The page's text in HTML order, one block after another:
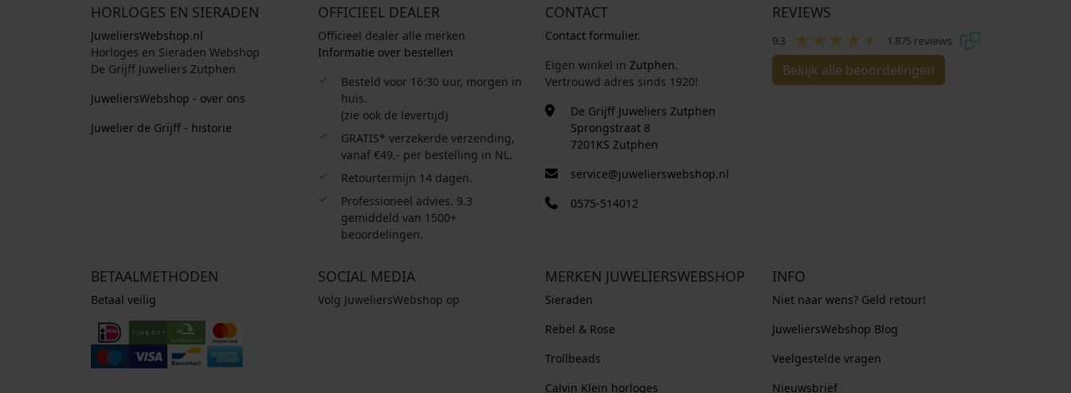
HORLOGES EN SIERADEN
JuweliersWebshop.nl
Horloges en Sieraden Webshop
De Grijff Juweliers Zutphen
JuweliersWebshop - over ons
Juwelier de Grijff - historie
OFFICIEEL DEALER
Officieel dealer alle merken
Informatie over bestellen
Besteld voor 16:30 uur, morgen in
huis.
(zie ook de levertijd)
GRATIS* verzekerde verzending,
vanaf €49,- per bestelling in NL.
Retourtermijn 14 dagen.
Professioneel advies. 9.3
gemiddeld van 1500+
beoordelingen.
CONTACT
Contact formulier.
Eigen winkel in Zutphen.
Vertrouwd adres sinds 1920!
De Grijff Juweliers Zutphen
Sprongstraat 8
7201KS Zutphen
service@juwelierswebshop.nl
0575-514012
REVIEWS
9.3 1.875 reviews
Bekijk alle beoordelingen
BETAALMETHODEN
Betaal veilig
SOCIAL MEDIA
Volg JuweliersWebshop op
MERKEN JUWELIERSWEBSHOP
Sieraden
Rebel & Rose
Trollbeads
Calvin Klein horloges
INFO
Niet naar wens? Geld retour!
JuweliersWebshop Blog
Veelgestelde vragen
Nieuwsbrief